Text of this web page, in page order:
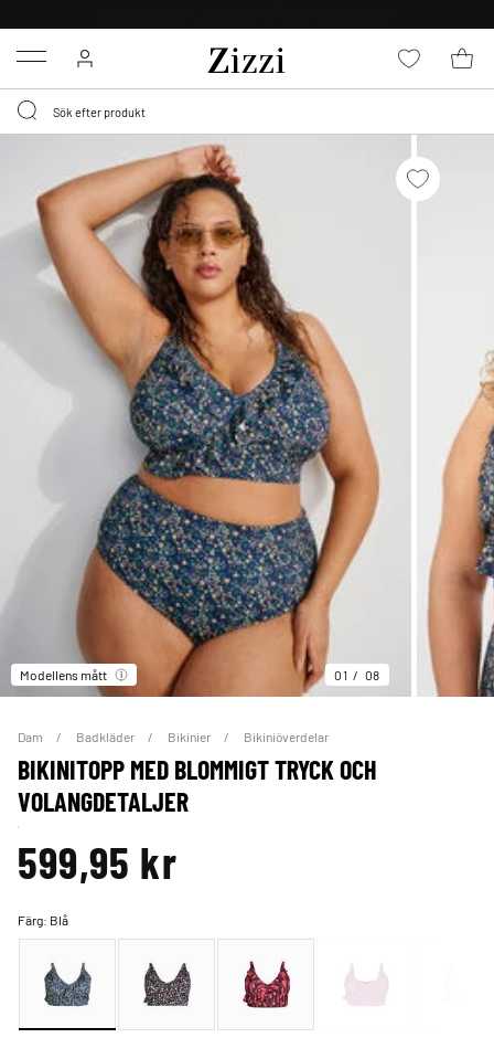
Menu
Modellens mått 01 08
Dam Badkläder Bikinier Bikiniöverdelar
BIKINITOPP MED BLOMMIGT TRYCK OCH
VOLANGDETALJER
599,95 kr
Färg: Blå